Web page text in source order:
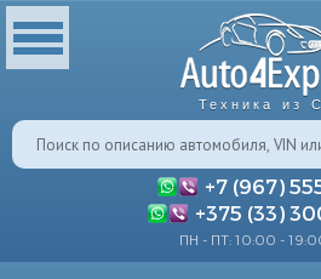
Техника из
+7 (967)
+375 (33)
ПН - ПТ: 10:00 -